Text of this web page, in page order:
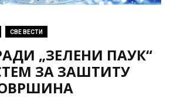
СВЕ ВЕСТИ
„ЗЕЛЕНИ ПАУК“
ЗА ЗАШТИТУ